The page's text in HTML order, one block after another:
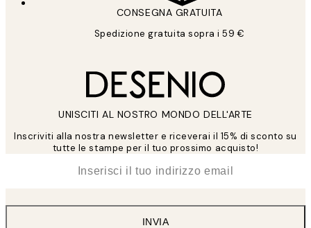
CONSEGNA GRATUITA
Spedizione gratuita sopra i 59 €
UNISCITI AL NOSTRO MONDO DELL'ARTE
Inscriviti alla nostra newsletter e riceverai il 15% di sconto su
tutte le stampe per il tuo prossimo acquisto!
INVIA